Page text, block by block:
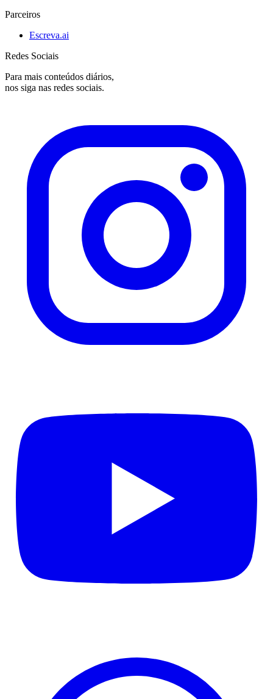
Parceiros
Escreva.ai
Redes Sociais
Para mais conteúdos diários,
nos siga nas redes sociais.